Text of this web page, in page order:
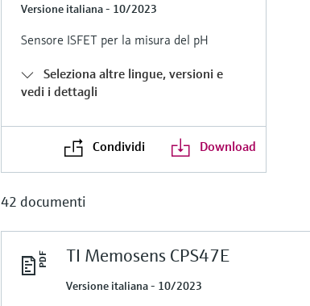
Versione italiana - 10/2023
Sensore ISFET per la misura del pH
Seleziona altre lingue, versioni e
vedi i dettagli
Condividi Download
42 documenti
TI Memosens CPS47E
Versione italiana - 10/2023